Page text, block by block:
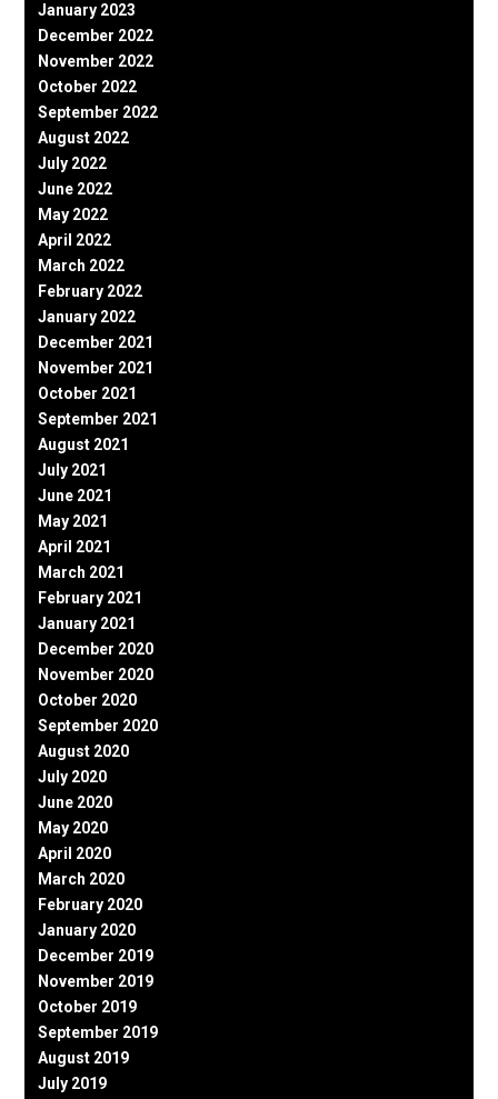
January 2023
December 2022
November 2022
October 2022
September 2022
August 2022
July 2022
June 2022
May 2022
April 2022
March 2022
February 2022
January 2022
December 2021
November 2021
October 2021
September 2021
August 2021
July 2021
June 2021
May 2021
April 2021
March 2021
February 2021
January 2021
December 2020
November 2020
October 2020
September 2020
August 2020
July 2020
June 2020
May 2020
April 2020
March 2020
February 2020
January 2020
December 2019
November 2019
October 2019
September 2019
August 2019
July 2019